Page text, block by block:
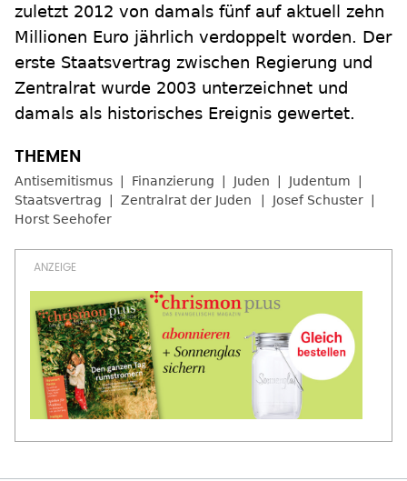
zuletzt 2012 von damals fünf auf aktuell zehn
Millionen Euro jährlich verdoppelt worden. Der
erste Staatsvertrag zwischen Regierung und
Zentralrat wurde 2003 unterzeichnet und
damals als historisches Ereignis gewertet.
Antisemitismus Finanzierung Juden
Judentum
Staatsvertrag
Zentralrat der Juden
Josef Schuster
Horst Seehofer